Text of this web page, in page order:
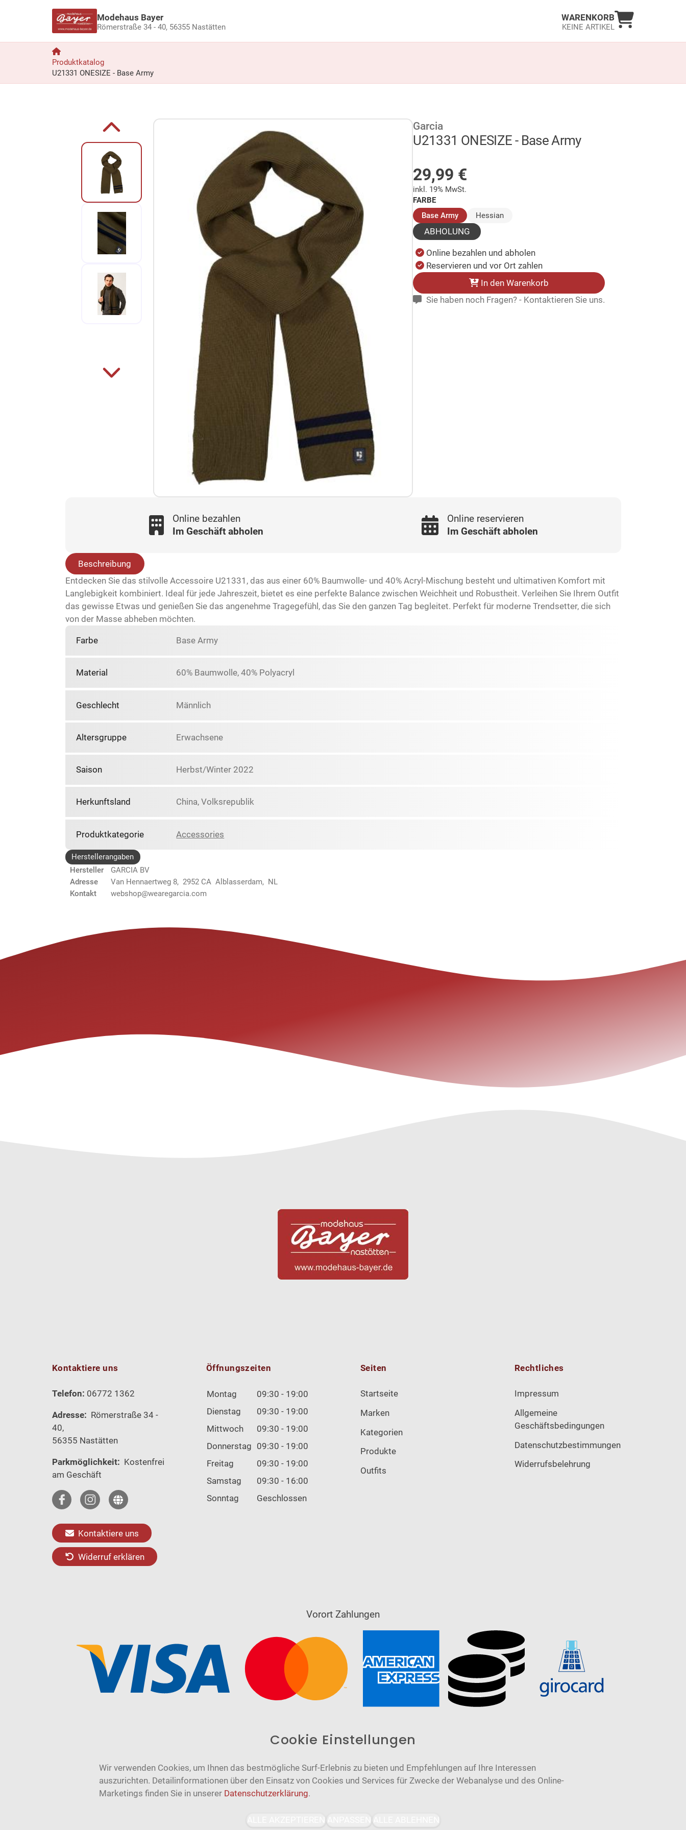
Modehaus Bayer
Römerstraße 34 - 40, 56355 Nastätten
WARENKORB
KEINE ARTIKEL
Warenkorb
Produktkatalog
U21331 ONESIZE - Base Army
Zur Produktbeschreibung springen Garcia
U21331 ONESIZE - Base Army
29,99 €
inkl. 19% MwSt.
FARBE
Base Army(ausgewählt)
Hessian
ABHOLUNG
Online bezahlen und abholen
Reservieren und vor Ort zahlen
In den Warenkorb
Sie haben noch Fragen? - Kontaktieren Sie uns.
Online bezahlen
Im Geschäft abholen
Online reservieren
Im Geschäft abholen
Beschreibung
Entdecken Sie das stilvolle Accessoire U21331, das aus einer 60% Baumwolle- und 40% Acryl-Mischung besteht und ultimativen Komfort mit
Langlebigkeit kombiniert. Ideal für jede Jahreszeit, bietet es eine perfekte Balance zwischen Weichheit und Robustheit. Verleihen Sie Ihrem Outfit
das gewisse Etwas und genießen Sie das angenehme Tragegefühl, das Sie den ganzen Tag begleitet. Perfekt für moderne Trendsetter, die sich
von der Masse abheben möchten.
Farbe Base Army
Material 60% Baumwolle, 40% Polyacryl
Geschlecht Männlich
Altersgruppe Erwachsene
Saison Herbst/Winter 2022
Herkunftsland China, Volksrepublik
Produktkategorie Accessories
Herstellerangaben
Hersteller
GARCIA BV
Adresse
Van Hennaertweg 8, 2952 CA Alblasserdam, NL
Kontakt
webshop@wearegarcia.com
Kontaktiere uns
Telefon: 06772 1362
Adresse: Römerstraße 34 -
40,
56355 Nastätten
Parkmöglichkeit: Kostenfrei
am Geschäft
Kontaktiere uns
Widerruf erklären
Öffnungszeiten
Montag
09:30 - 19:00
Dienstag
09:30 - 19:00
Mittwoch
09:30 - 19:00
Donnerstag 09:30 - 19:00
Freitag
09:30 - 19:00
Samstag
09:30 - 16:00
Sonntag
Geschlossen
Seiten
Startseite
Marken
Kategorien
Produkte
Outfits
Rechtliches
Impressum
Allgemeine
Geschäftsbedingungen
Datenschutzbestimmungen
Widerrufsbelehrung
Vorort Zahlungen
Bereitgestellt von
Cookie Einstellungen
Wir verwenden Cookies, um Ihnen das bestmögliche Surf-Erlebnis zu bieten und Empfehlungen auf Ihre Interessen
auszurichten. Detailinformationen über den Einsatz von Cookies und Services für Zwecke der Webanalyse und des Online-
Marketings finden Sie in unserer Datenschutzerklärung.
ALLE AKZEPTIEREN ANPASSEN ALLE ABLEHNEN